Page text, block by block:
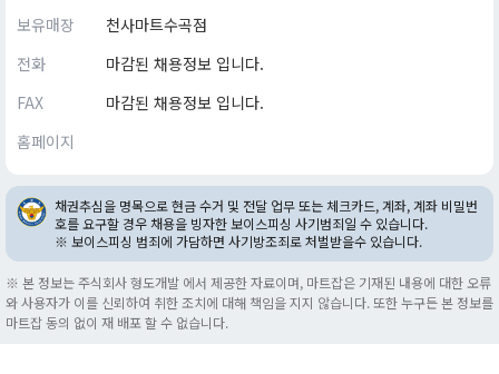
보유매장
천사마트수곡점
전화
마감된 채용정보 입니다.
FAX
마감된 채용정보 입니다.
홈페이지
채권추심을 명목으로 현금 수거 및 전달 업무 또는 체크카드, 계좌, 계좌 비밀번
호를 요구할 경우 채용을 빙자한 보이스피싱 사기범죄일 수 있습니다.
※ 보이스피싱 범죄에 가담하면 사기방조죄로 처벌받을수 있습니다.
※ 본 정보는 주식회사 형도개발 에서 제공한 자료이며, 마트잡은 기재된 내용에 대한 오류
와 사용자가 이를 신뢰하여 취한 조치에 대해 책임을 지지 않습니다. 또한 누구든 본 정보를
마트잡 동의 없이 재 배포 할 수 없습니다.